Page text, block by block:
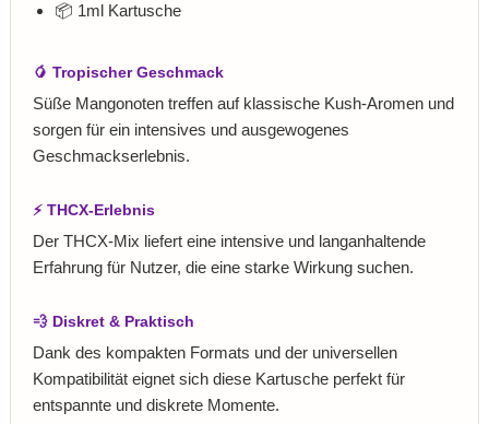
📦 1ml Kartusche
🥭 Tropischer Geschmack
Süße Mangonoten treffen auf klassische Kush-Aromen und
sorgen für ein intensives und ausgewogenes
Geschmackserlebnis.
⚡ THCX-Erlebnis
Der THCX-Mix liefert eine intensive und langanhaltende
Erfahrung für Nutzer, die eine starke Wirkung suchen.
💨 Diskret & Praktisch
Dank des kompakten Formats und der universellen
Kompatibilität eignet sich diese Kartusche perfekt für
entspannte und diskrete Momente.